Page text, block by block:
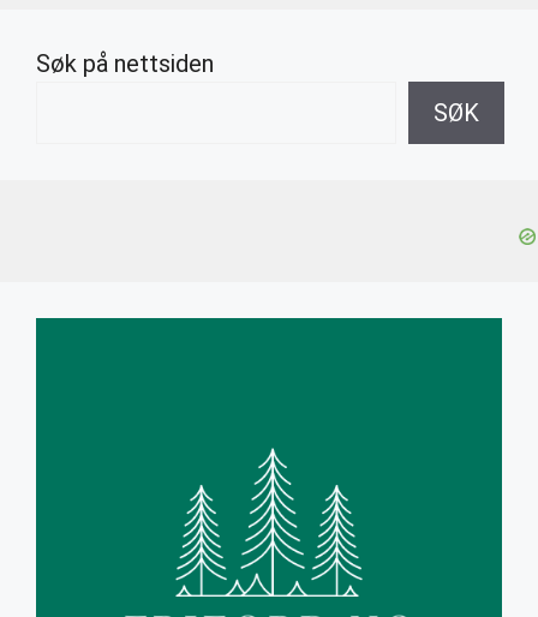
Søk på nettsiden
SØK